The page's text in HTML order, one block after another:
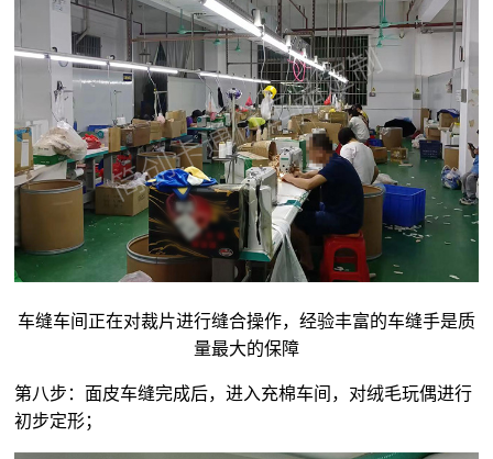
车缝车间正在对裁片进行缝合操作，经验丰富的车缝手是质
量最大的保障
第八步：面皮车缝完成后，进入充棉车间，对绒毛玩偶进行
初步定形；